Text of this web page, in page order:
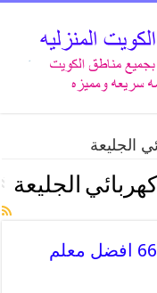
الجليعة
الجليعة
خدمة كهربائي الجليعة 66409555 افضل معلم